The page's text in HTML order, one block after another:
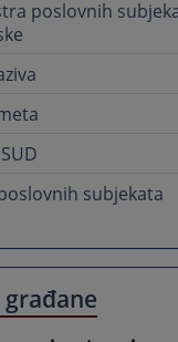
poslovnih
subjekata
građane